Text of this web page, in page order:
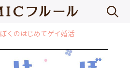
ぼくのはじめてゲイ婚活